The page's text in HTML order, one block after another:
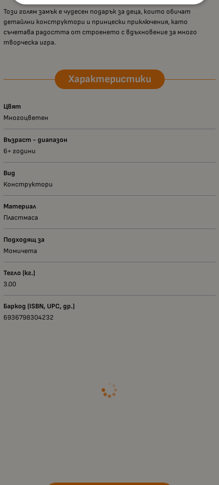
Този голям замък е чудесен подарък за деца, които обичат
детайлни конструктори и принцески приключения, като
съчетава радостта от строенето с вдъхновение за много
творческа игра.
Характеристики
Цвят
Многоцветен
Възраст - диапазон
6+ години
Вид
Конструктори
Материал
Пластмаса
Подходящ за
Момичета
Тегло (кг.)
3.00
Баркод (ISBN, UPC, др.)
6936798304232